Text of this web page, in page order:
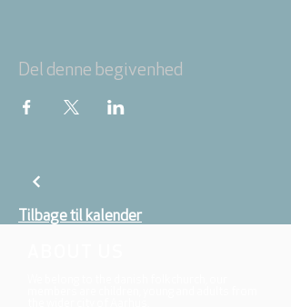
Del denne begivenhed
Tilbage til kalender